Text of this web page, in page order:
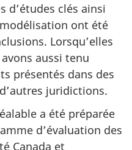
d’études clés ainsi
ont été
Lorsqu’elles
aussi tenu
présentés dans des
juridictions.
a été préparée
d’évaluation des
Canada et